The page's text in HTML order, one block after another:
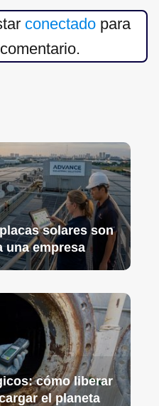
conectado para
solares son
una empresa
cómo liberar
el planeta